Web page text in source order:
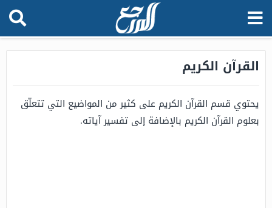
القرآن الكريم
يحتوي قسم القرآن الكريم على كثير من المواضيع التي تتعلّق
بعلوم القرآن الكريم بالإضافة إلى تفسير آياته.